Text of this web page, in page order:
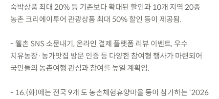
숙박상품 최대 20% 등 기존보다 확대된 할인과 10개 지역 20종
농촌 크리에이투어 관광상품 최대 50% 할인 등이 제공됨.
- 웰촌 SNS 소문내기, 온라인 결제 플랫폼 리뷰 이벤트, 우수
치유농장·농가맛집 방문 인증 등 다양한 참여형 행사가 마련되어
국민들의 농촌여행 관심과 참여를 높일 계획임.
- 16.(화)에는 전국 9개 도 농촌체험휴양마을 등이 참가하는 ‘2026